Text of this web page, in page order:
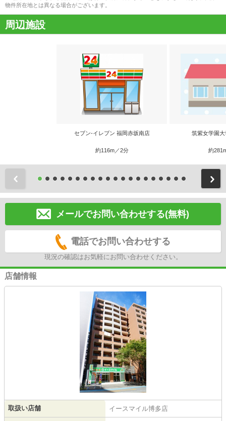
物件所在地とは異なる場合がございます。
周辺施設
セブン‐イレブン 福岡赤坂南店
約116m／2分
筑紫女学園
約
メールでお問い合わせする(無料)
電話でお問い合わせする
現況の確認はお気軽にお問い合わせください。
店舗情報
取扱い店舗 イースマイル博多店